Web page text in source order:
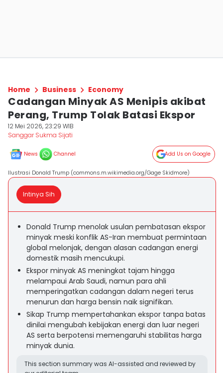
Home Business Economy
Cadangan Minyak AS Menipis akibat
Perang, Trump Tolak Batasi Ekspor
12 Mei 2026, 23:29 WIB
Sanggar Sukma Sijati
News Channel Add Us on Google
Ilustrasi Donald Trump (commons.m.wikimedia.org/Gage Skidmore)
Intinya Sih
Donald Trump menolak usulan pembatasan ekspor
minyak meski konflik AS-Iran membuat permintaan
global melonjak, dengan alasan cadangan energi
domestik masih mencukupi.
Ekspor minyak AS meningkat tajam hingga
melampaui Arab Saudi, namun para ahli
memperingatkan cadangan dalam negeri terus
menurun dan harga bensin naik signifikan.
Sikap Trump mempertahankan ekspor tanpa batas
dinilai mengubah kebijakan energi dan luar negeri
AS serta berpotensi memengaruhi stabilitas harga
minyak dunia.
This section summary was AI-assisted and reviewed by